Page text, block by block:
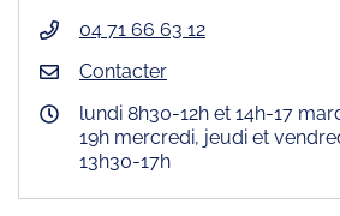
04 71 66 63 12
Contacter
lundi 8h30-12h et 14h-17
19h mercredi, jeudi et
13h30-17h